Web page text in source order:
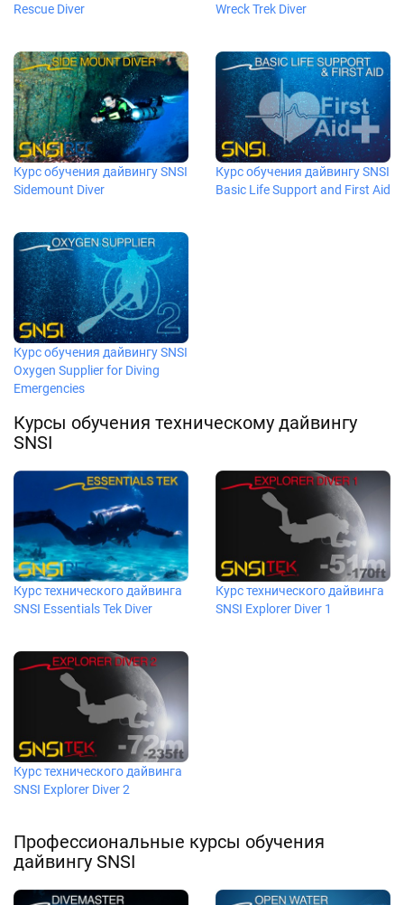
Rescue Diver
Wreck Trek Diver
Курс обучения дайвингу SNSI
Sidemount Diver
Курс обучения дайвингу SNSI
Basic Life Support and First Aid
Курс обучения дайвингу SNSI
Oxygen Supplier for Diving
Emergencies
Курсы обучения техническому дайвингу
SNSI
Курс технического дайвинга
SNSI Essentials Tek Diver
Курс технического дайвинга
SNSI Explorer Diver 1
Курс технического дайвинга
SNSI Explorer Diver 2
Профессиональные курсы обучения
дайвингу SNSI